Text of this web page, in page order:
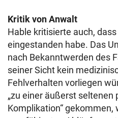
Kritik von Anwalt
Hable kritisierte auch,
eingestanden habe. Das
nach Bekanntwerden des
seiner Sicht kein
Fehlverhalten vorliegen
„zu einer äußerst seltenen
Komplikation“ gekommen,